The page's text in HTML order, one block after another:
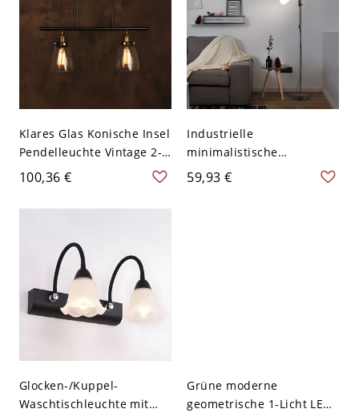
Klares Glas Konische Insel
Pendelleuchte Vintage 2-
Kopf Esszimmer
Billardtisch Beleuchtung
in Schwarz Finish
100,36 €
Industrielle
minimalistische
Stehlampe mit zwei
Köpfen und flexiblem
59,93 €
Glocken-/Kuppel-
Waschtischleuchte mit
Grüne moderne
geometrische 1-Licht LED-